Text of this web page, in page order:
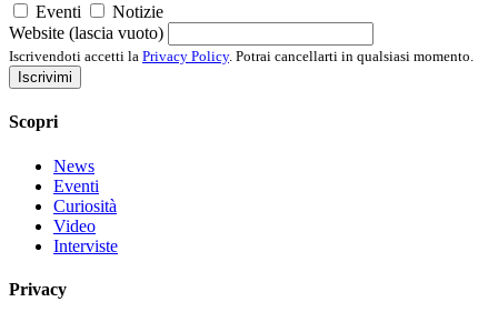
Eventi
Notizie
Website (lascia vuoto)
Iscrivendoti accetti la Privacy Policy. Potrai cancellarti in qualsiasi momento.
Iscrivimi
Scopri
News
Eventi
Curiosità
Video
Interviste
Privacy